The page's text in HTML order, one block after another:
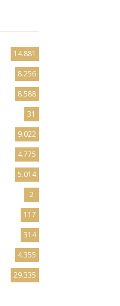
14.881
8.256
8.588
31
9.022
4.775
5.014
2
117
314
4.355
29.335